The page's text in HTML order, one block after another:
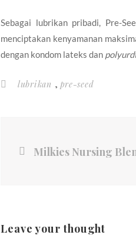
Sebagai lubrikan pribadi, Pre-
menciptakan kenyamanan
dengan kondom lateks dan
lubrikan , pre-seed
Milkies Nursing
Leave your thought